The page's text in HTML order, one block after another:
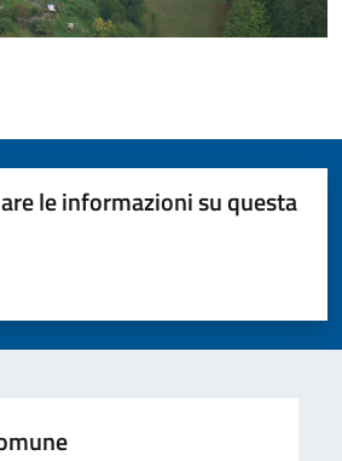
le informazioni su questa
5 stelle su 5
su 5
su 5
5